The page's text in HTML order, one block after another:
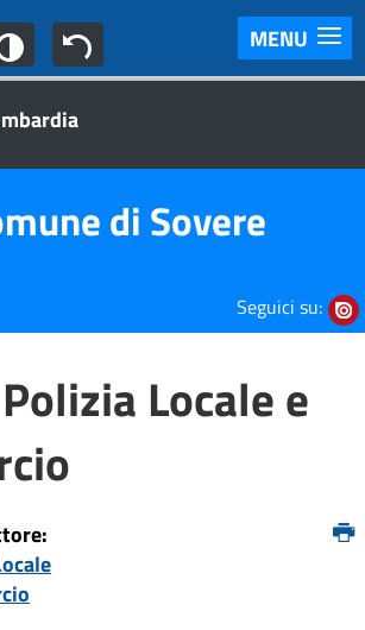
MENU
di Sovere
Seguici su:
Locale e